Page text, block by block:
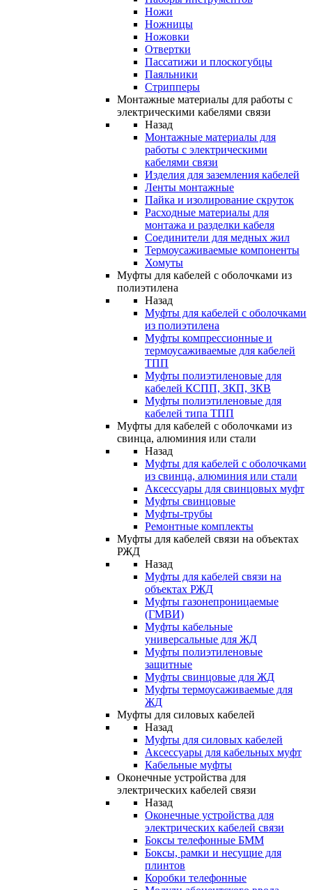
Ножи
Ножницы
Ножовки
Отвертки
Пассатижи и плоскогубцы
Паяльники
Стрипперы
Монтажные материалы для работы с
электрическими кабелями связи
Назад
Монтажные материалы для
работы с электрическими
кабелями связи
Изделия для заземления кабелей
Ленты монтажные
Пайка и изолирование скруток
Расходные материалы для
монтажа и разделки кабеля
Соединители для медных жил
Термоусаживаемые компоненты
Хомуты
Муфты для кабелей с оболочками из
полиэтилена
Назад
Муфты для кабелей с оболочками
из полиэтилена
Муфты компрессионные и
термоусаживаемые для кабелей
ТПП
Муфты полиэтиленовые для
кабелей КСПП, ЗКП, ЗКВ
Муфты полиэтиленовые для
кабелей типа ТПП
Муфты для кабелей с оболочками из
свинца, алюминия или стали
Назад
Муфты для кабелей с оболочками
из свинца, алюминия или стали
Аксессуары для свинцовых муфт
Муфты свинцовые
Муфты-трубы
Ремонтные комплекты
Муфты для кабелей связи на объектах
РЖД
Назад
Муфты для кабелей связи на
объектах РЖД
Муфты газонепроницаемые
(ГМВИ)
Муфты кабельные
универсальные для ЖД
Муфты полиэтиленовые
защитные
Муфты свинцовые для ЖД
Муфты термоусаживаемые для
ЖД
Муфты для силовых кабелей
Назад
Муфты для силовых кабелей
Аксессуары для кабельных муфт
Кабельные муфты
Оконечные устройства для
электрических кабелей связи
Назад
Оконечные устройства для
электрических кабелей связи
Боксы телефонные БММ
Боксы, рамки и несущие для
плинтов
Коробки телефонные